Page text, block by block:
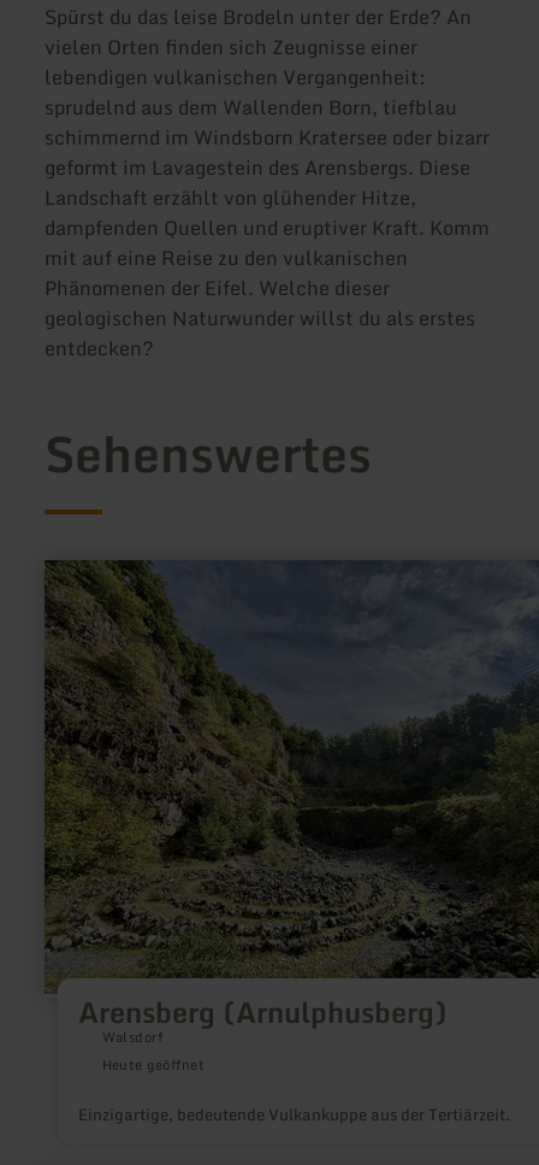
Spürst du das leise Brodeln unter der Erde? An
vielen Orten finden sich Zeugnisse einer
lebendigen vulkanischen Vergangenheit:
sprudelnd aus dem Wallenden Born, tiefblau
schimmernd im Windsborn Kratersee oder bizarr
geformt im Lavagestein des Arensbergs. Diese
Landschaft erzählt von glühender Hitze,
dampfenden Quellen und eruptiver Kraft. Komm
mit auf eine Reise zu den vulkanischen
Phänomenen der Eifel. Welche dieser
geologischen Naturwunder willst du als erstes
entdecken?
Sehenswertes
Arensberg (Arnulphusberg)
Walsdorf
Heute geöffnet
Einzigartige, bedeutende Vulkankuppe aus der Tertiärzeit.
mehr
erfahren
zu:
Arensberg
(Arnulphusberg)